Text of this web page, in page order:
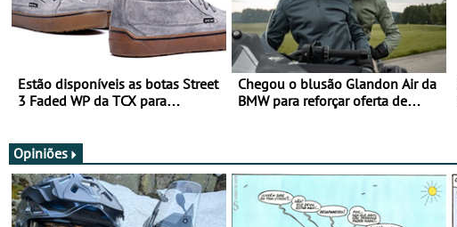
Estão disponíveis as botas Street
3 Faded WP da TCX para
Chegou o blusão Glandon Air da
BMW para reforçar oferta de
Opiniões